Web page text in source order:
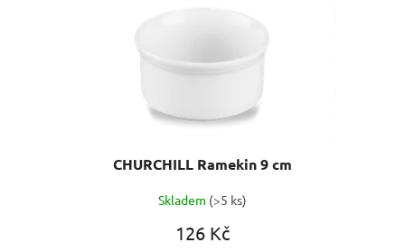
CHURCHILL Ramekin 9 cm
Skladem (>5 ks)
126 Kč